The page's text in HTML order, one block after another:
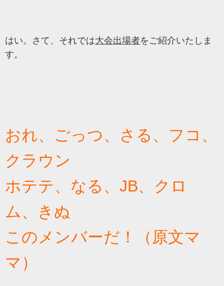
はい。さて、それでは大会出場者をご紹介いたしま
す。
おれ、ごっつ、さる、フコ、
クラウン
ホテテ、なる、JB、クロ
ム、きぬ
このメンバーだ！（原文マ
マ）